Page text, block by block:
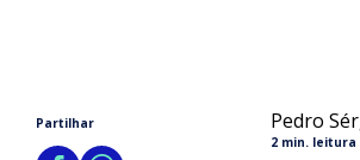
Partilhar Pedro
2 min. leitura